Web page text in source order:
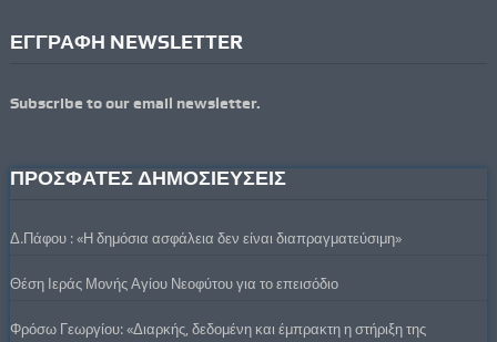
ΕΓΓΡΑΦΗ NEWSLETTER
Subscribe to our email newsletter.
ΠΡΟΣΦΑΤΕΣ ΔΗΜΟΣΙΕΥΣΕΙΣ
Δ.Πάφου : «Η δημόσια ασφάλεια δεν είναι διαπραγματεύσιμη»
Θέση Ιεράς Μονής Αγίου Νεοφύτου για το επεισόδιο
Φρόσω Γεωργίου: «Διαρκής, δεδομένη και έμπρακτη η στήριξη της